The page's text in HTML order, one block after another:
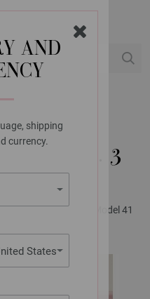
AND
shipping
currency.
States
NO. 3
+ Opskrifter (DK) | Model 41